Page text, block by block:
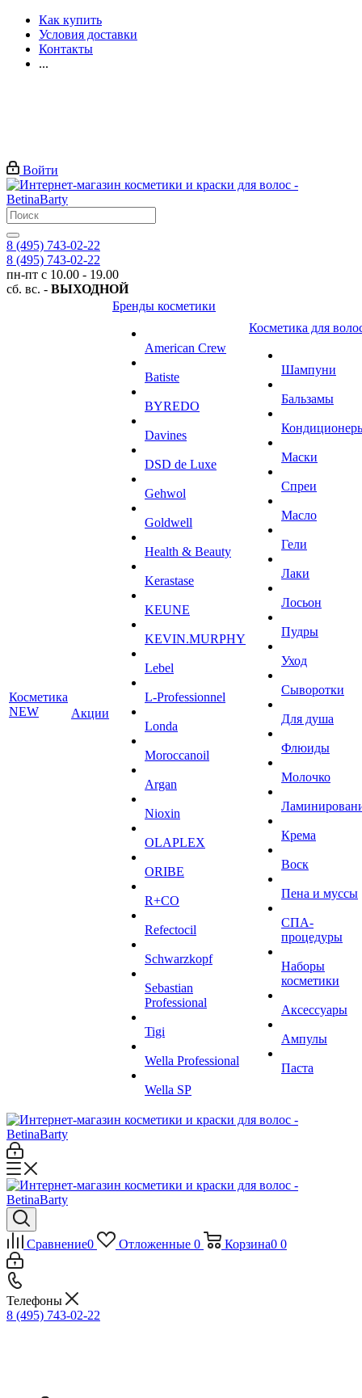
Как купить
Условия доставки
Контакты
...
Войти
8 (495) 743-02-22
8 (495) 743-02-22
пн-пт с 10.00 - 19.00
сб. вс. - ВЫХОДНОЙ
Косметика
NEW
Акции
Бренды косметики
American Crew
Batiste
BYREDO
Davines
DSD de Luxe
Gehwol
Goldwell
Health & Beauty
Kerastase
KEUNE
KEVIN.MURPHY
Lebel
L-Professionnel
Londa
Moroccanoil
Argan
Niохin
OLAPLEX
ORIBE
R+CO
Refectocil
Schwarzkopf
Sebastian
Professional
Tigi
Wella Professional
Wella SP
Косметика для
Шампуни
Бальзамы
Маски
Спреи
Масло
Гели
Лаки
Лосьон
Пудры
Уход
Сыворотки
Для душа
Флюиды
Молочко
Крема
Воск
Пена и муссы
СПА-
процедуры
Наборы
косметики
Аксессуары
Ампулы
Паста
Сравнение0 Отложенные 0 Корзина0 0
Телефоны
8 (495) 743-02-22